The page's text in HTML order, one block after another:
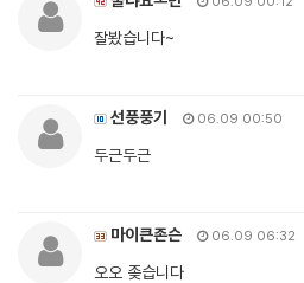
잘봤습니다~
선풍풍기 06.09 00:50
두근두근
마이큰존슨 06.09 06:32
오오 좆습니다